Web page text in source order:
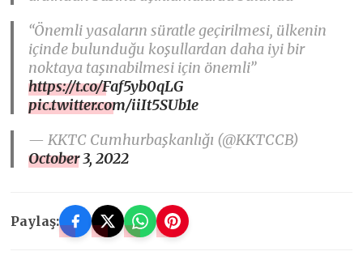
“Önemli yasaların süratle geçirilmesi, ülkenin
içinde bulunduğu koşullardan daha iyi bir
noktaya taşınabilmesi için önemli”
https://t.co/Faf5yb0qLG
pic.twitter.com/iiIt5SUb1e
— KKTC Cumhurbaşkanlığı (@KKTCCB)
October 3, 2022
Paylaş: